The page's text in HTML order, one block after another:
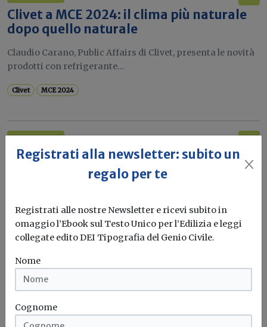
Clivet a MCE 2024: il clima più naturale
dopo quello naturale
Claudio Carano, Public Affairs di Clivet, presenta le novità
prodotti con refrigerante...
Clivet MCE 2024
Ebm-Papst per applicazioni efficienti a
tecnologia...
MCE 2024
Registrati alla newsletter: subito un
regalo per te
Registrati alle nostre Newsletter e ricevi subito in
omaggio l’Ebook sul Testo Unico per l’Edilizia e leggi
collegate edito DEI Tipografia del Genio Civile.
Nome
Cognome